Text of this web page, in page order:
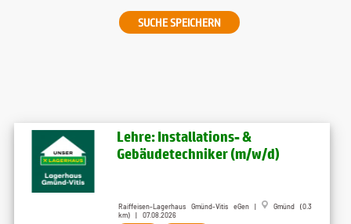
SUCHE SPEICHERN
Lehre: Installations- &
Gebäudetechniker (m/w/d)
Raiffeisen-Lagerhaus Gmünd-Vitis eGen |
Gmünd (0.3
km) | 07.08.2026